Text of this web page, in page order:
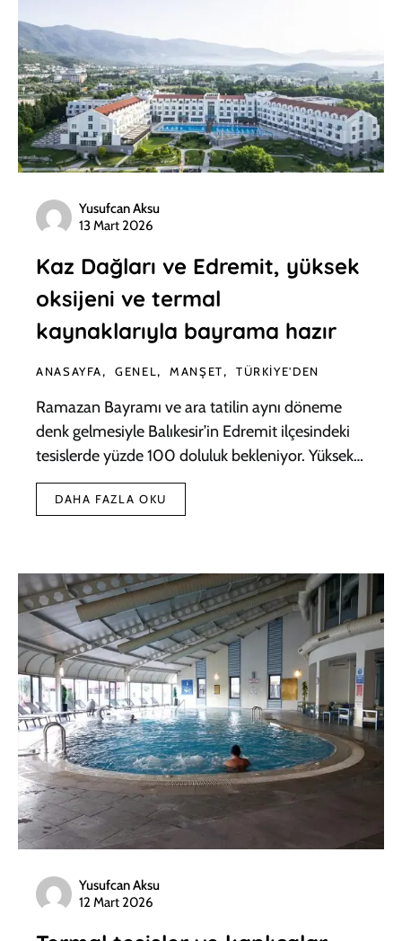
Yusufcan Aksu
13 Mart 2026
Kaz Dağları ve Edremit, yüksek
oksijeni ve termal
kaynaklarıyla bayrama hazır
ANASAYFA GENEL MANŞET TÜRKIYE'DEN
Ramazan Bayramı ve ara tatilin aynı döneme
denk gelmesiyle Balıkesir’in Edremit ilçesindeki
tesislerde yüzde 100 doluluk bekleniyor. Yüksek…
DAHA FAZLA OKU
Yusufcan Aksu
12 Mart 2026